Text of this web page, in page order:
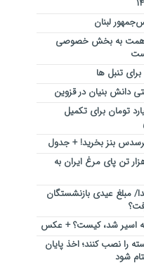
لبنان
نیرو: دولت ۱۰۰ همت به بخش خصوصی
میلیارد تومان برای تکمیل
بنز بخرید! + جدول
صادرات ۵۰ هزار تن پای مرغ ایران به
مبلغ عیدی بازنشستگان
که اسیر شد، کیست؟ + عکس
را نصب کنند؛ اخذ پایان
شود